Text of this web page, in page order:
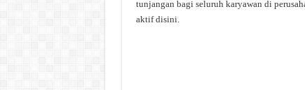
tunjangan bagi seluruh karyawan di
aktif disini.